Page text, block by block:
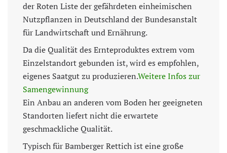
der Roten Liste der gefährdeten einheimischen
Nutzpflanzen in Deutschland der Bundesanstalt
für Landwirtschaft und Ernährung.
Da die Qualität des Ernteproduktes extrem vom
Einzelstandort gebunden ist, wird es empfohlen,
eigenes Saatgut zu produzieren.Weitere Infos zur
Samengewinnung
Ein Anbau an anderen vom Boden her geeigneten
Standorten liefert nicht die erwartete
geschmackliche Qualität.
Typisch für Bamberger Rettich ist eine große